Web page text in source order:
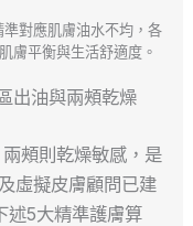
對應肌膚油水不均，各
膚平衡與生活舒適度。
出油與兩頰乾燥
頰則乾燥敏感，是
虛擬皮膚顧問已建
述5大精準護膚算